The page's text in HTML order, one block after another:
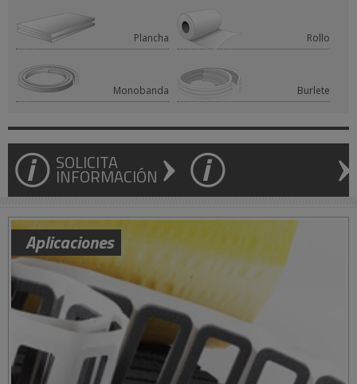
Plancha Rollo
Monobanda Burlete
SOLICITA
INFORMACIÓN
Aplicaciones